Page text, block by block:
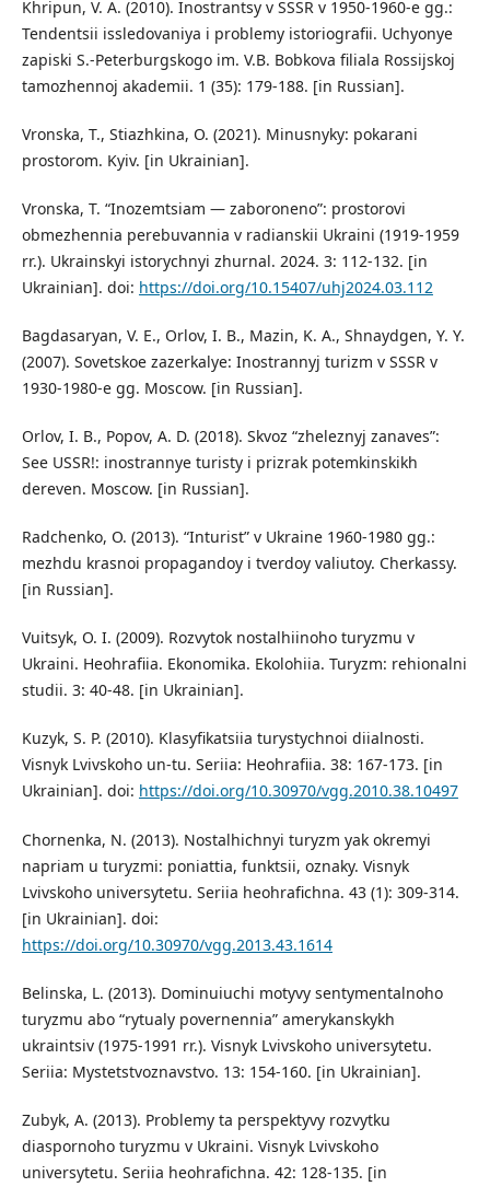
Khripun, V. A. (2010). Inostrantsy v SSSR v 1950-1960-e gg.:
Tendentsii issledovaniya i problemy istoriografii. Uchyonye
zapiski S.-Peterburgskogo im. V.B. Bobkova filiala Rossijskoj
tamozhennoj akademii. 1 (35): 179-188. [in Russian].
Vronska, T., Stiazhkina, O. (2021). Minusnyky: pokarani
prostorom. Kyiv. [in Ukrainian].
Vronska, T. “Inozemtsiam — zaboroneno”: prostorovi
obmezhennia perebuvannia v radianskii Ukraini (1919-1959
rr.). Ukrainskyi istorychnyi zhurnal. 2024. 3: 112-132. [in
Ukrainian]. doi: https://doi.org/10.15407/uhj2024.03.112
Bagdasaryan, V. E., Orlov, I. B., Mazin, K. A., Shnaydgen, Y. Y.
(2007). Sovetskoe zazerkalye: Inostrannyj turizm v SSSR v
1930-1980-e gg. Moscow. [in Russian].
Orlov, I. B., Popov, A. D. (2018). Skvoz “zheleznyj zanaves”:
See USSR!: inostrannye turisty i prizrak potemkinskikh
dereven. Moscow. [in Russian].
Radchenko, O. (2013). “Inturist” v Ukraine 1960-1980 gg.:
mezhdu krasnoi propagandoy i tverdoy valiutoy. Cherkassy.
[in Russian].
Vuitsyk, O. I. (2009). Rozvytok nostalhiinoho turyzmu v
Ukraini. Heohrafiia. Ekonomika. Ekolohiia. Turyzm: rehionalni
studii. 3: 40-48. [in Ukrainian].
Kuzyk, S. P. (2010). Klasyfikatsiia turystychnoi diialnosti.
Visnyk Lvivskoho un-tu. Seriia: Heohrafiia. 38: 167-173. [in
Ukrainian]. doi: https://doi.org/10.30970/vgg.2010.38.10497
Chornenka, N. (2013). Nostalhichnyi turyzm yak okremyi
napriam u turyzmi: poniattia, funktsii, oznaky. Visnyk
Lvivskoho universytetu. Seriia heohrafichna. 43 (1): 309-314.
[in Ukrainian]. doi:
https://doi.org/10.30970/vgg.2013.43.1614
Belinska, L. (2013). Dominuiuchi motyvy sentymentalnoho
turyzmu abo “rytualy povernennia” amerykanskykh
ukraintsiv (1975-1991 rr.). Visnyk Lvivskoho universytetu.
Seriia: Mystetstvoznavstvo. 13: 154-160. [in Ukrainian].
Zubyk, A. (2013). Problemy ta perspektyvy rozvytku
diaspornoho turyzmu v Ukraini. Visnyk Lvivskoho
universytetu. Seriia heohrafichna. 42: 128-135. [in